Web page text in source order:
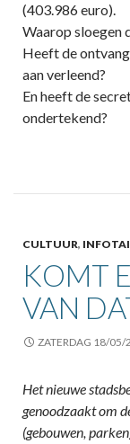
(403.986 euro).
Waarop sloegen
Heeft de
aan verleend?
En heeft de
ondertekend?
CULTUUR,
KOMT
VAN
ZATERDAG 18/05/
Het nieuwe
genoodzaakt om
(gebouwen,